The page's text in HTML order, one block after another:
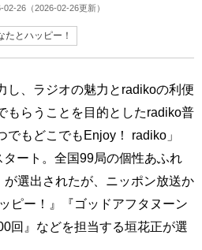
02-26 （2026-02-26更新）
たとハッピー！
し、ラジオの魅力とradikoの利便
もらうことを目的としたradiko普
もどこでもEnjoy！ radiko」
ート。全国99局の個性あふれ
選出されたが、ニッポン放送か
ピー！』『ゴッドアフタヌーン
回』などを担当する垣花正が選